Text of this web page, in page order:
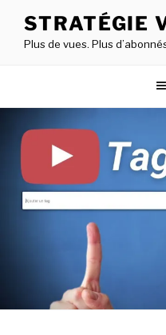
STRATÉGIE
Plus de vues. Plus